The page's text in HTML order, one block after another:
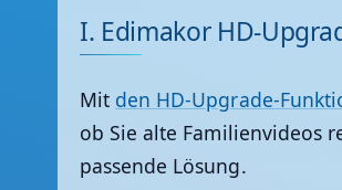
I. Edimakor HD-
Mit den HD-Upgrade-
ob Sie alte Familienvideos
passende Lösung.